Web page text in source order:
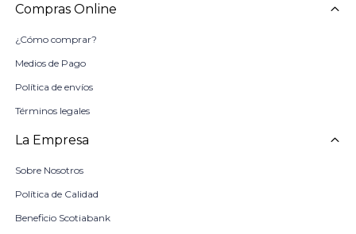
Compras Online
¿Cómo comprar?
Medios de Pago
Política de envíos
Términos legales
La Empresa
Sobre Nosotros
Política de Calidad
Beneficio Scotiabank